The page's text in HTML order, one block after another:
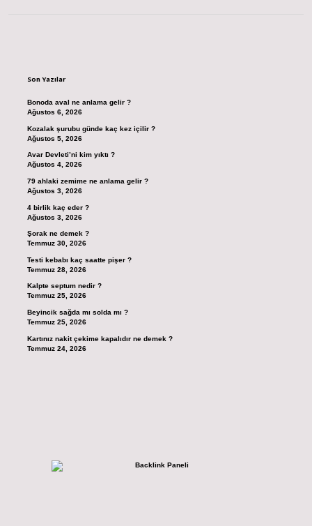
Son Yazılar
Bonoda aval ne anlama gelir ?
Ağustos 6, 2026
Kozalak şurubu günde kaç kez içilir ?
Ağustos 5, 2026
Avar Devleti’ni kim yıktı ?
Ağustos 4, 2026
79 ahlaki zemime ne anlama gelir ?
Ağustos 3, 2026
4 birlik kaç eder ?
Ağustos 3, 2026
Şorak ne demek ?
Temmuz 30, 2026
Testi kebabı kaç saatte pişer ?
Temmuz 28, 2026
Kalpte septum nedir ?
Temmuz 25, 2026
Beyincik sağda mı solda mı ?
Temmuz 25, 2026
Kartınız nakit çekime kapalıdır ne demek ?
Temmuz 24, 2026